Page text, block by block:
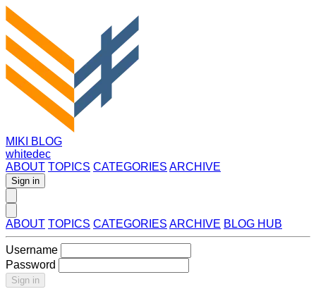
MIKI BLOG
whitedec
ABOUT TOPICS CATEGORIES ARCHIVE
Sign in
ABOUT TOPICS CATEGORIES ARCHIVE BLOG HUB
Username
Password
Sign in